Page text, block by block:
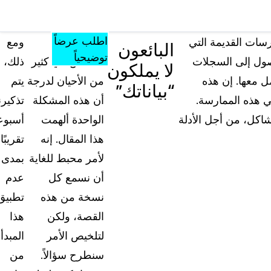
الأسعار
المعرفة
يقدمه الموقع من
أدوات ومواد
تعليمية ومعرفية
الأسئلة الشائعة
إجابات على أسئلتكم الأكثر شيوعاً حول "كيس
نصائح التعتيم، وأدلة الاستخدام، وأخبار القطاع
تجارب العملاء
تعرف على كيفية مواجهة العملاء لتحديات التعتيم
أرض الواقع باستخدام كيس جارد
والفعالياتاطلب عرضاً
توضيحياً
القديمة التي
إلى السجلات
معها. إن هذه
هذه الممارسة.
من أجل الأدلة
البائعون
لا يملكون
“بياناتك”
نسمع هذه
القصص في كثير
من الأحيان لدرجة
أن هذه المشكلة
الواحدة ألهمت
هذا المقال. إنه
لأمر محبط للغاية
أن نسمع كل
نسخة من هذه
القصة، ولكن
لتلخيص الأمر
سنطرح سؤالاً.
ومع
ذلك،
يتم
تقريبًا
بمدى
عدم
هذا
المبدأ
من